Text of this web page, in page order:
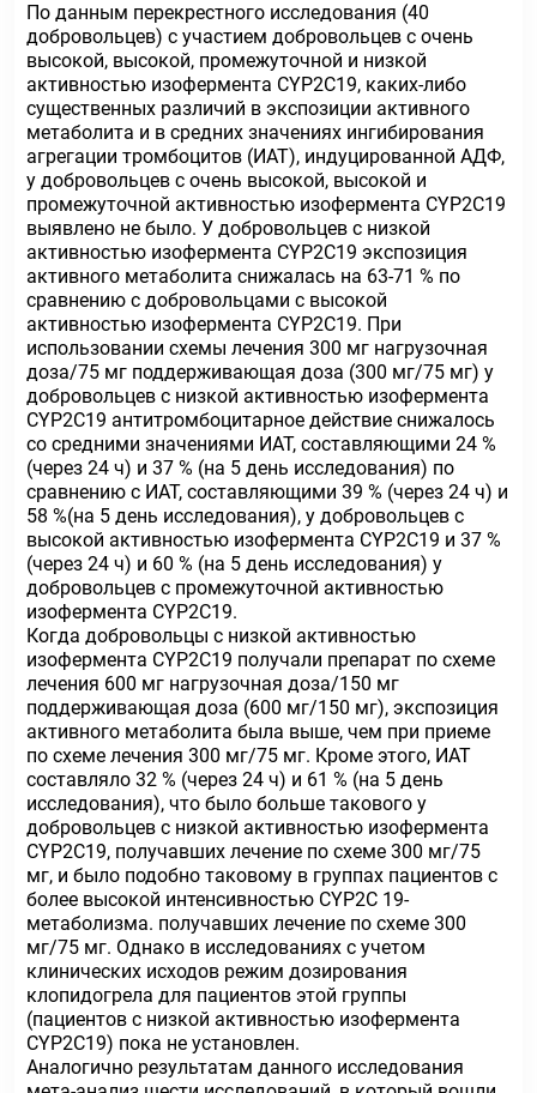
По данным перекрестного исследования (40
добровольцев) с участием добровольцев с очень
высокой, высокой, промежуточной и низкой
активностью изофермента CYP2C19, каких-либо
существенных различий в экспозиции активного
метаболита и в средних значениях ингибирования
агрегации тромбоцитов (ИАТ), индуцированной АДФ,
у добровольцев с очень высокой, высокой и
промежуточной активностью изофермента CYP2C19
выявлено не было. У добровольцев с низкой
активностью изофермента CYP2C19 экспозиция
активного метаболита снижалась на 63-71 % по
сравнению с добровольцами с высокой
активностью изофермента CYP2C19. При
использовании схемы лечения 300 мг нагрузочная
доза/75 мг поддерживающая доза (300 мг/75 мг) у
добровольцев с низкой активностью изофермента
CYP2C19 антитромбоцитарное действие снижалось
со средними значениями ИАТ, составляющими 24 %
(через 24 ч) и 37 % (на 5 день исследования) по
сравнению с ИАТ, составляющими 39 % (через 24 ч) и
58 %(на 5 день исследования), у добровольцев с
высокой активностью изофермента CYP2C19 и 37 %
(через 24 ч) и 60 % (на 5 день исследования) у
добровольцев с промежуточной активностью
изофермента CYP2C19.
Когда добровольцы с низкой активностью
изофермента CYP2C19 получали препарат по схеме
лечения 600 мг нагрузочная доза/150 мг
поддерживающая доза (600 мг/150 мг), экспозиция
активного метаболита была выше, чем при приеме
по схеме лечения 300 мг/75 мг. Кроме этого, ИАТ
составляло 32 % (через 24 ч) и 61 % (на 5 день
исследования), что было больше такового у
добровольцев с низкой активностью изофермента
CYP2C19, получавших лечение по схеме 300 мг/75
мг, и было подобно таковому в группах пациентов с
более высокой интенсивностью CYP2C 19-
метаболизма. получавших лечение по схеме 300
мг/75 мг. Однако в исследованиях с учетом
клинических исходов режим дозирования
клопидогрела для пациентов этой группы
(пациентов с низкой активностью изофермента
CYP2C19) пока не установлен.
Аналогично результатам данного исследования